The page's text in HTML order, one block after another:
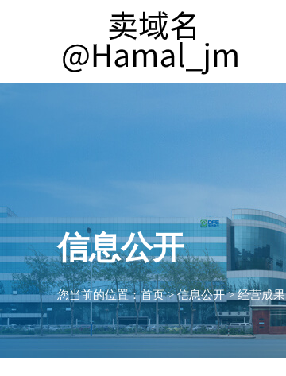
信息公开
您当前的位置：首页>信息公开>经营成果